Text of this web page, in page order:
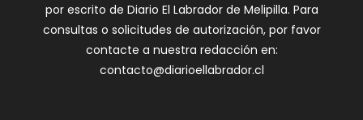
por escrito de Diario El Labrador de Melipilla. Para
consultas o solicitudes de autorización, por favor
contacte a nuestra redacción en:
contacto@diarioellabrador.cl